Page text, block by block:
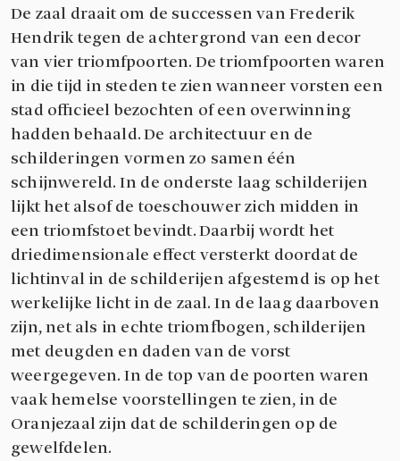
De zaal draait om de successen van Frederik
Hendrik tegen de achtergrond van een decor
van vier triomfpoorten. De triomfpoorten waren
in die tijd in steden te zien wanneer vorsten een
stad officieel bezochten of een overwinning
hadden behaald. De architectuur en de
schilderingen vormen zo samen één
schijnwereld. In de onderste laag schilderijen
lijkt het alsof de toeschouwer zich midden in
een triomfstoet bevindt. Daarbij wordt het
driedimensionale effect versterkt doordat de
lichtinval in de schilderijen afgestemd is op het
werkelijke licht in de zaal. In de laag daarboven
zijn, net als in echte triomfbogen, schilderijen
met deugden en daden van de vorst
weergegeven. In de top van de poorten waren
vaak hemelse voorstellingen te zien, in de
Oranjezaal zijn dat de schilderingen op de
gewelfdelen.